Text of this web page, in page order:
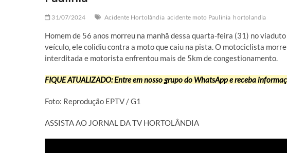
31/07/2024 Acidente Hortolândia acidente moto Paulinia hortolandia
Homem de 56 anos morreu na manhã dessa quarta-feira (31) no
veículo, ele colidiu contra a moto que caiu na pista. O motociclista
interditada e motorista enfrentou mais de 5km de congestionamento.
FIQUE ATUALIZADO: Entre em nosso grupo do WhatsApp e receba
Foto: Reprodução EPTV / G1
ASSISTA AO JORNAL DA TV HORTOLÂNDIA